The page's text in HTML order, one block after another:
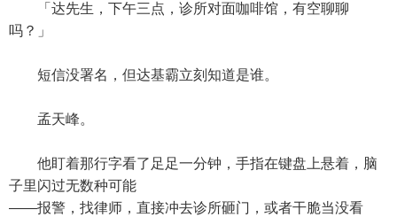
「达先生，下午三点，诊所对面咖啡馆，有空聊聊
吗？」
短信没署名，但达基霸立刻知道是谁。
孟天峰。
他盯着那行字看了足足一分钟，手指在键盘上悬着，脑
子里闪过无数种可能
——报警，找律师，直接冲去诊所砸门，或者干脆当没看